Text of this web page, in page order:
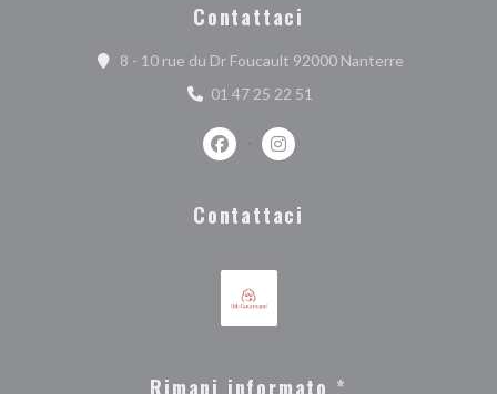
Contattaci
8 - 10 rue du Dr Foucault 92000 Nanterre((apre una
01 47 25 22 51
Facebook ((apre una nuova finestra))
Instagram ((apre una nuova
Contattaci
Rimani informato *